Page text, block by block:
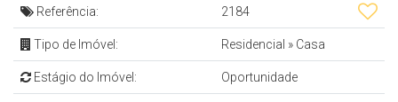
Referência: 2184
Tipo de Imóvel: Residencial » Casa
Estágio do Imóvel: Oportunidade